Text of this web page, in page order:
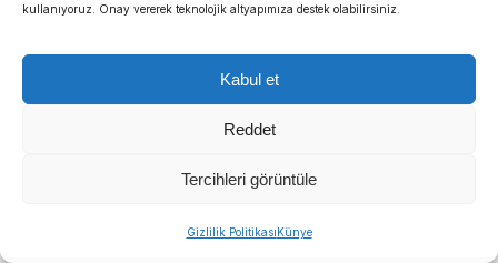
kullanıyoruz. Onay vererek teknolojik altyapımıza destek olabilirsiniz.
Kabul et
Reddet
Tercihleri görüntüle
Gizlilik PolitikasıKünye